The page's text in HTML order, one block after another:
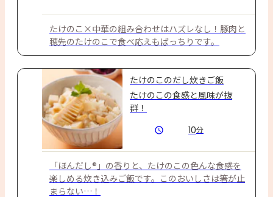
たけのこ×中華の組み合わせはハズレなし！豚肉と
穂先のたけのこで食べ応えもばっちりです。
たけのこのだし炊きご飯
たけのこの食感と風味が抜
群！
10分
「ほんだし®」の香りと、たけのこの色んな食感を
楽しめる炊き込みご飯です。このおいしさは箸が止
まらない…！